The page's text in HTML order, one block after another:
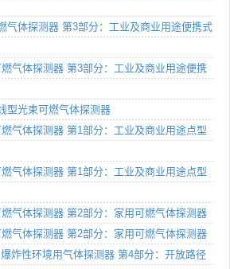
气体探测器 第3部分：工业及商业用途便携式
气体探测器 第3部分：工业及商业用途便携
型光束可燃气体探测器
气体探测器 第1部分：工业及商业用途点型
气体探测器 第1部分：工业及商业用途点型
气体探测器 第2部分：家用可燃气体探测器
气体探测器 第2部分：家用可燃气体探测器
炸性环境用气体探测器 第4部分：开放路径